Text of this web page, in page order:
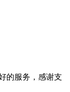
的服务，感谢支